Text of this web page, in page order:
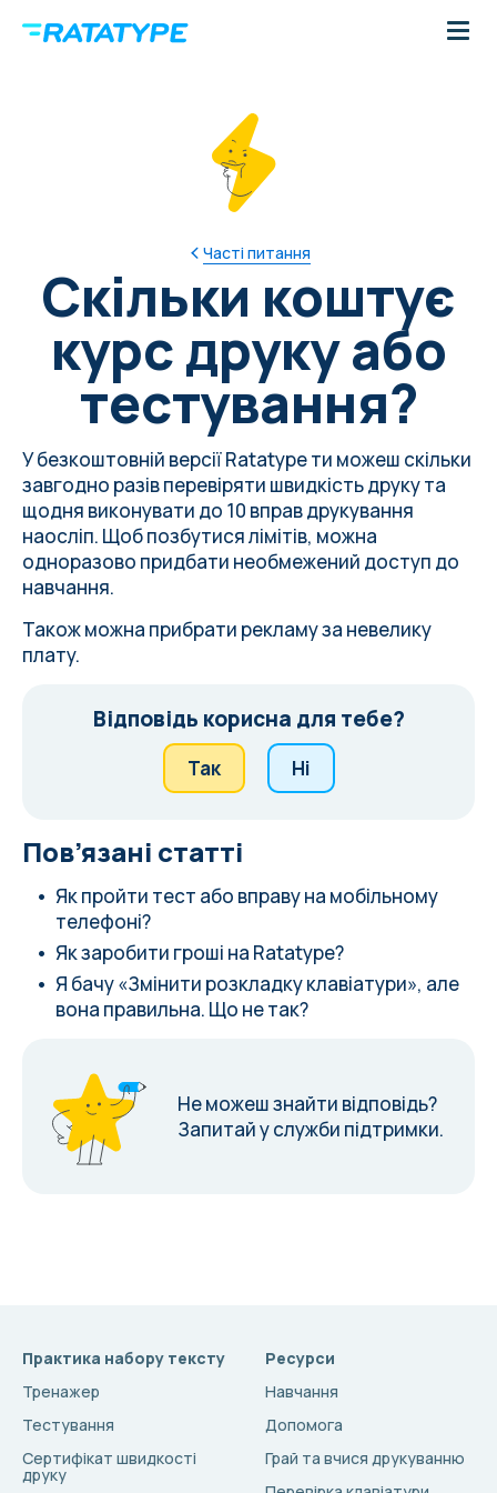
Часті питання
Скільки коштує
курс друку або
тестування?
У безкоштовній версії Ratatype ти можеш скільки
завгодно разівперевіряти швидкість друкута
щодня виконувати до 10 вправ друкування
наосліп. Щоб позбутися лімітів, можна
одноразово придбати необмежений доступ до
навчання.
Також можна прибрати рекламу за невелику
плату.
Відповідь корисна для тебе?
Так Ні
Пов’язані статті
Як пройти тест або вправу на мобільному
телефоні?
Як заробити гроші на Ratatype?
Я бачу «Змінити розкладку клавіатури», але
вона правильна. Що не так?
Не можеш знайти відповідь?
Запитай у служби підтримки.
Практика набору тексту
Тренажер
Тестування
Сертифікат швидкості
друку
Ресурси
Навчання
Допомога
Грай та вчися друкуванню